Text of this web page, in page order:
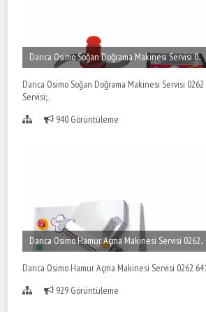
Darıca Osimo Soğan Doğrama Makinesi Servisi 0..
Darıca Osimo Soğan Doğrama Makinesi Servisi
Servisi;..
940 Görüntüleme
Darıca Osimo Hamur Açma Makinesi Servisi 0262..
Darıca Osimo Hamur Açma Makinesi Servisi 0262
929 Görüntüleme